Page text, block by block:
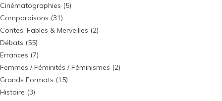
Cinématographies (5)
Comparaisons (31)
Contes, Fables & Merveilles (2)
Débats (55)
Errances (7)
Femmes / Féminités / Féminismes (2)
Grands Formats (15)
Histoire (3)